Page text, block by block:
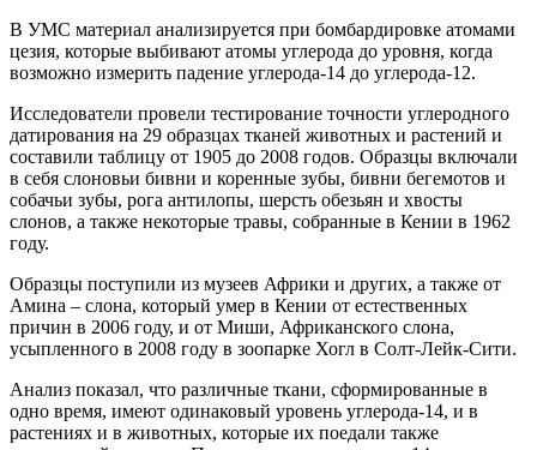
В УМС материал анализируется при бомбардировке атомами
цезия, которые выбивают атомы углерода до уровня, когда
возможно измерить падение углерода-14 до углерода-12.
Исследователи провели тестирование точности углеродного
датирования на 29 образцах тканей животных и растений и
составили таблицу от 1905 до 2008 годов. Образцы включали
в себя слоновьи бивни и коренные зубы, бивни бегемотов и
собачьи зубы, рога антилопы, шерсть обезьян и хвосты
слонов, а также некоторые травы, собранные в Кении в 1962
году.
Образцы поступили из музеев Африки и других, а также от
Амина – слона, который умер в Кении от естественных
причин в 2006 году, и от Миши, Африканского слона,
усыпленного в 2008 году в зоопарке Хогл в Солт-Лейк-Сити.
Анализ показал, что различные ткани, сформированные в
одно время, имеют одинаковый уровень углерода-14, и в
растениях и в животных, которые их поедали также